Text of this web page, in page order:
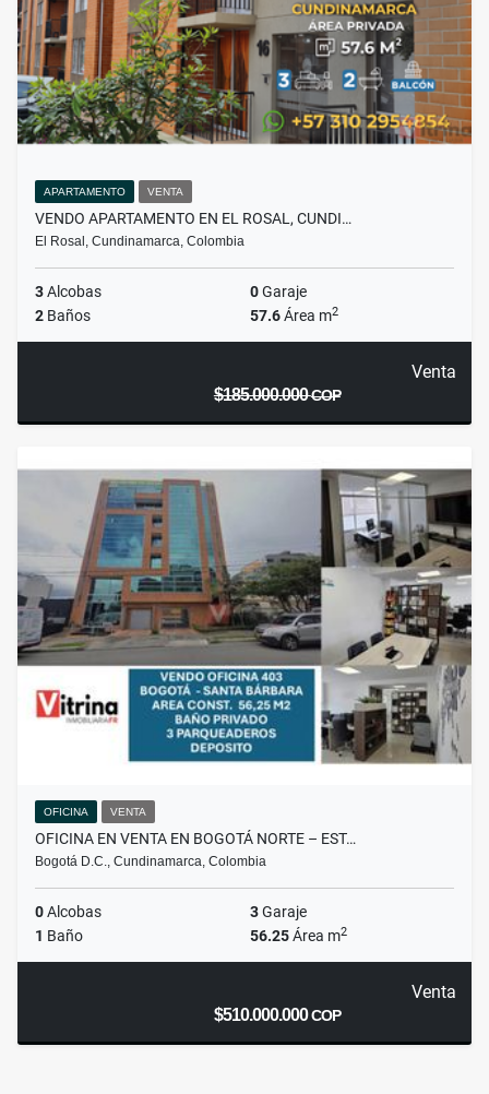
APARTAMENTO VENTA
VENDO APARTAMENTO EN EL ROSAL, CUNDI…
El Rosal, Cundinamarca, Colombia
3Alcobas 0Garaje
2 Baños 57.6Área m2
Venta
$185.000.000COP
OFICINA VENTA
OFICINA EN VENTA EN BOGOTÁ NORTE – EST…
Bogotá D.C., Cundinamarca, Colombia
0Alcobas 3Garaje
1 Baño 56.25Área m2
Venta
$510.000.000COP